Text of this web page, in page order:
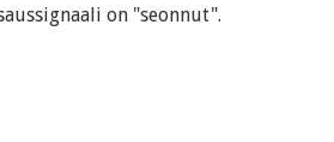
on "seonnut".